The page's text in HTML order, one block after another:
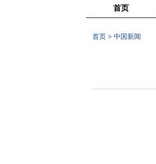
首页
首页 > 中国新闻